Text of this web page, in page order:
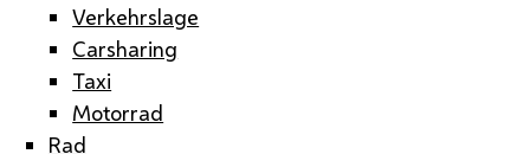
Verkehrslage
Carsharing
Taxi
Motorrad
Rad